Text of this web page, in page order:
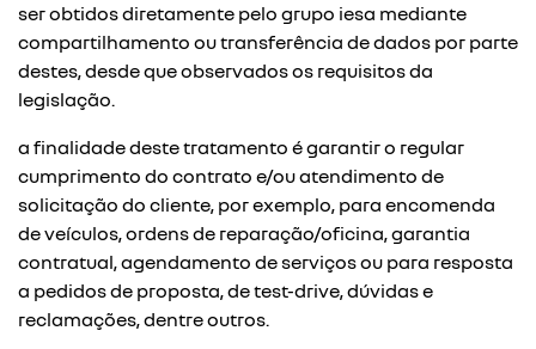
ser obtidos diretamente pelo grupo iesa mediante
compartilhamento ou transferência de dados por parte
destes, desde que observados os requisitos da
legislação.
a finalidade deste tratamento é garantir o regular
cumprimento do contrato e/ou atendimento de
solicitação do cliente, por exemplo, para encomenda
de veículos, ordens de reparação/oficina, garantia
contratual, agendamento de serviços ou para resposta
a pedidos de proposta, de test-drive, dúvidas e
reclamações, dentre outros.